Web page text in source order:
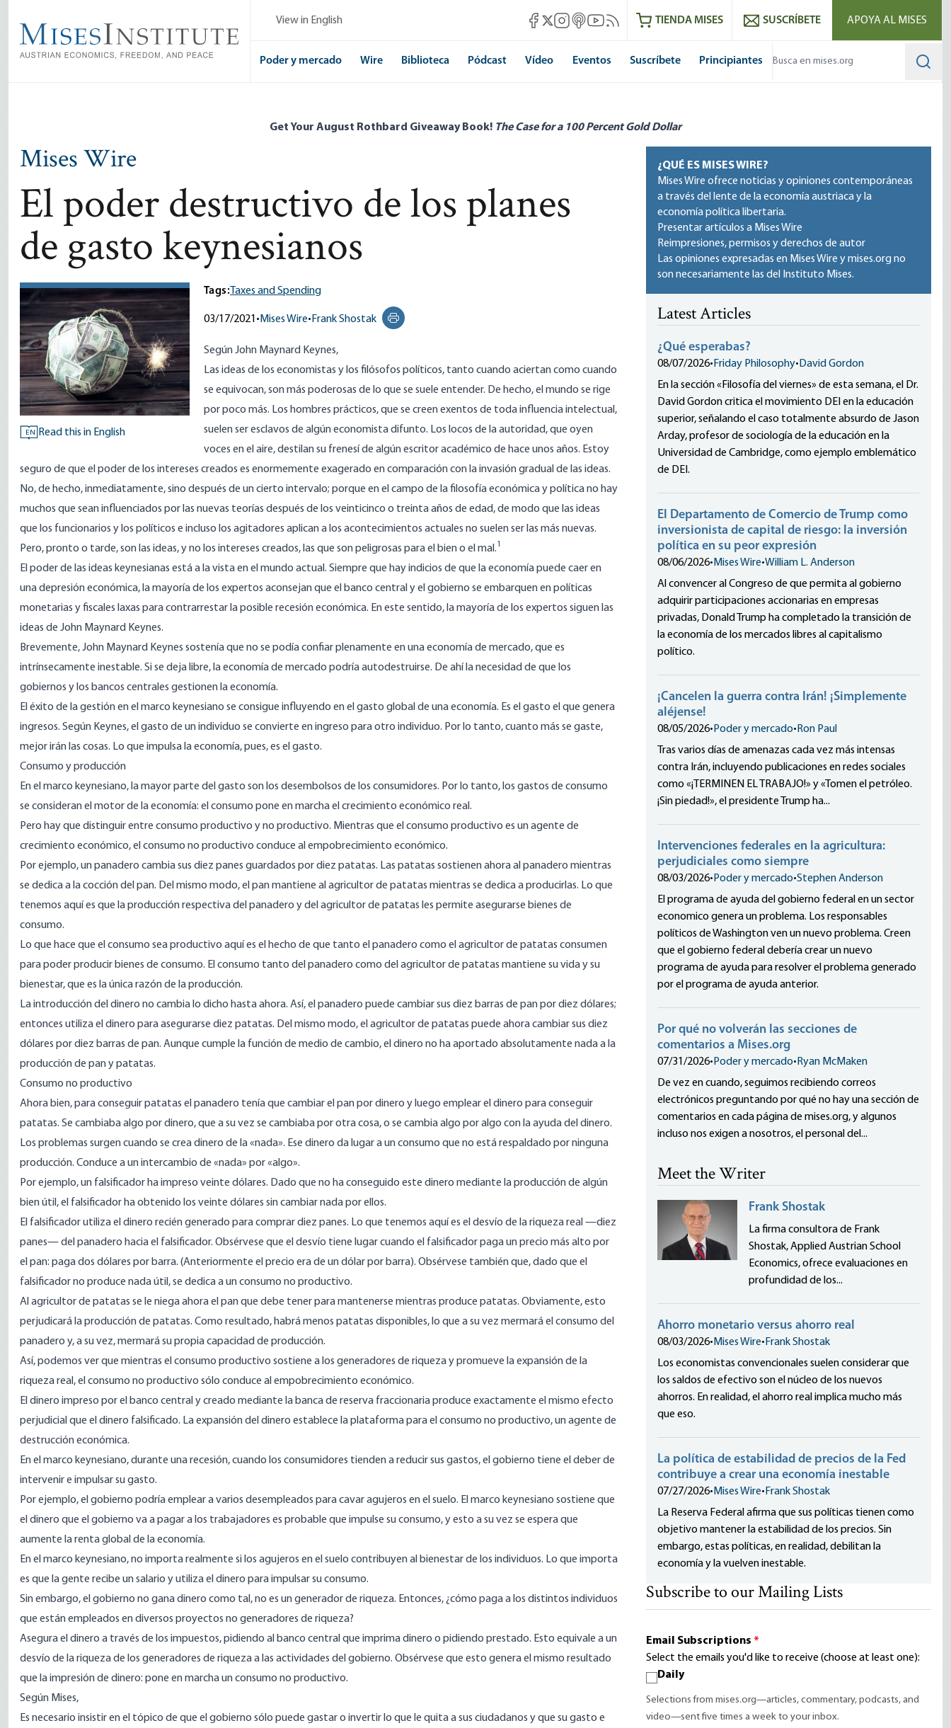
main
content
View in English Mises Facebook
Mises X
Mises Instagram
Mises itunes
Mises Youtube
Mises RSS feedTIENDA MISES SUSCRÍBETE APOYA AL MISES
Poder y mercado Wire Biblioteca Pódcast Vídeo Eventos Suscríbete Principiantes
Get Your August Rothbard Giveaway Book! The Case for a 100 Percent Gold Dollar
Mises Wire
El poder destructivo de los planes
de gasto keynesianos
EN Read this in English
Tags: Taxes and Spending
03/17/2021 • Mises Wire• Frank Shostak
Print this page
Según John Maynard Keynes,
Las ideas de los economistas y los filósofos políticos, tanto cuando aciertan como cuando
se equivocan, son más poderosas de lo que se suele entender. De hecho, el mundo se rige
por poco más. Los hombres prácticos, que se creen exentos de toda influencia intelectual,
suelen ser esclavos de algún economista difunto. Los locos de la autoridad, que oyen
voces en el aire, destilan su frenesí de algún escritor académico de hace unos años. Estoy
seguro de que el poder de los intereses creados es enormemente exagerado en comparación con la invasión gradual de las ideas.
No, de hecho, inmediatamente, sino después de un cierto intervalo; porque en el campo de la filosofía económica y política no hay
muchos que sean influenciados por las nuevas teorías después de los veinticinco o treinta años de edad, de modo que las ideas
que los funcionarios y los políticos e incluso los agitadores aplican a los acontecimientos actuales no suelen ser las más nuevas.
Pero, pronto o tarde, son las ideas, y no los intereses creados, las que son peligrosas para el bien o el mal.1
El poder de las ideas keynesianas está a la vista en el mundo actual. Siempre que hay indicios de que la economía puede caer en
una depresión económica, la mayoría de los expertos aconsejan que el banco central y el gobierno se embarquen en políticas
monetarias y fiscales laxas para contrarrestar la posible recesión económica. En este sentido, la mayoría de los expertos siguen las
ideas de John Maynard Keynes.
Brevemente, John Maynard Keynes sostenía que no se podía confiar plenamente en una economía de mercado, que es
intrínsecamente inestable. Si se deja libre, la economía de mercado podría autodestruirse. De ahí la necesidad de que los
gobiernos y los bancos centrales gestionen la economía.
El éxito de la gestión en el marco keynesiano se consigue influyendo en el gasto global de una economía. Es el gasto el que genera
ingresos. Según Keynes, el gasto de un individuo se convierte en ingreso para otro individuo. Por lo tanto, cuanto más se gaste,
mejor irán las cosas. Lo que impulsa la economía, pues, es el gasto.
Consumo y producción
En el marco keynesiano, la mayor parte del gasto son los desembolsos de los consumidores. Por lo tanto, los gastos de consumo
se consideran el motor de la economía: el consumo pone en marcha el crecimiento económico real.
Pero hay que distinguir entre consumo productivo y no productivo. Mientras que el consumo productivo es un agente de
crecimiento económico, el consumo no productivo conduce al empobrecimiento económico.
Por ejemplo, un panadero cambia sus diez panes guardados por diez patatas. Las patatas sostienen ahora al panadero mientras
se dedica a la cocción del pan. Del mismo modo, el pan mantiene al agricultor de patatas mientras se dedica a producirlas. Lo que
tenemos aquí es que la producción respectiva del panadero y del agricultor de patatas les permite asegurarse bienes de
consumo.
Lo que hace que el consumo sea productivo aquí es el hecho de que tanto el panadero como el agricultor de patatas consumen
para poder producir bienes de consumo. El consumo tanto del panadero como del agricultor de patatas mantiene su vida y su
bienestar, que es la única razón de la producción.
La introducción del dinero no cambia lo dicho hasta ahora. Así, el panadero puede cambiar sus diez barras de pan por diez dólares;
entonces utiliza el dinero para asegurarse diez patatas. Del mismo modo, el agricultor de patatas puede ahora cambiar sus diez
dólares por diez barras de pan. Aunque cumple la función de medio de cambio, el dinero no ha aportado absolutamente nada a la
producción de pan y patatas.
Consumo no productivo
Ahora bien, para conseguir patatas el panadero tenía que cambiar el pan por dinero y luego emplear el dinero para conseguir
patatas. Se cambiaba algo por dinero, que a su vez se cambiaba por otra cosa, o se cambia algo por algo con la ayuda del dinero.
Los problemas surgen cuando se crea dinero de la «nada». Ese dinero da lugar a un consumo que no está respaldado por ninguna
producción. Conduce a un intercambio de «nada» por «algo».
Por ejemplo, un falsificador ha impreso veinte dólares. Dado que no ha conseguido este dinero mediante la producción de algún
bien útil, el falsificador ha obtenido los veinte dólares sin cambiar nada por ellos.
El falsificador utiliza el dinero recién generado para comprar diez panes. Lo que tenemos aquí es el desvío de la riqueza real —diez
panes— del panadero hacia el falsificador. Obsérvese que el desvío tiene lugar cuando el falsificador paga un precio más alto por
el pan: paga dos dólares por barra. (Anteriormente el precio era de un dólar por barra). Obsérvese también que, dado que el
falsificador no produce nada útil, se dedica a un consumo no productivo.
Al agricultor de patatas se le niega ahora el pan que debe tener para mantenerse mientras produce patatas. Obviamente, esto
perjudicará la producción de patatas. Como resultado, habrá menos patatas disponibles, lo que a su vez mermará el consumo del
panadero y, a su vez, mermará su propia capacidad de producción.
Así, podemos ver que mientras el consumo productivo sostiene a los generadores de riqueza y promueve la expansión de la
riqueza real, el consumo no productivo sólo conduce al empobrecimiento económico.
El dinero impreso por el banco central y creado mediante la banca de reserva fraccionaria produce exactamente el mismo efecto
perjudicial que el dinero falsificado. La expansión del dinero establece la plataforma para el consumo no productivo, un agente de
destrucción económica.
En el marco keynesiano, durante una recesión, cuando los consumidores tienden a reducir sus gastos, el gobierno tiene el deber de
intervenir e impulsar su gasto.
Por ejemplo, el gobierno podría emplear a varios desempleados para cavar agujeros en el suelo. El marco keynesiano sostiene que
el dinero que el gobierno va a pagar a los trabajadores es probable que impulse su consumo, y esto a su vez se espera que
aumente la renta global de la economía.
En el marco keynesiano, no importa realmente si los agujeros en el suelo contribuyen al bienestar de los individuos. Lo que importa
es que la gente recibe un salario y utiliza el dinero para impulsar su consumo.
Sin embargo, el gobierno no gana dinero como tal, no es un generador de riqueza. Entonces, ¿cómo paga a los distintos individuos
que están empleados en diversos proyectos no generadores de riqueza?
Asegura el dinero a través de los impuestos, pidiendo al banco central que imprima dinero o pidiendo prestado. Esto equivale a un
desvío de la riqueza de los generadores de riqueza a las actividades del gobierno. Obsérvese que esto genera el mismo resultado
que la impresión de dinero: pone en marcha un consumo no productivo.
Según Mises,
Es necesario insistir en el tópico de que el gobierno sólo puede gastar o invertir lo que le quita a sus ciudadanos y que su gasto e
¿QUÉ ES MISES WIRE?
Mises Wire ofrece noticias y opiniones contemporáneas
a través del lente de la economía austriaca y la
economía política libertaria.
Presentar artículos a Mises Wire
Reimpresiones, permisos y derechos de autor
Las opiniones expresadas en Mises Wire y mises.org no
son necesariamente las del Instituto Mises.
Latest Articles
¿Qué esperabas?
08/07/2026• Friday Philosophy• David Gordon
En la sección «Filosofía del viernes» de esta semana, el Dr.
David Gordon critica el movimiento DEI en la educación
superior, señalando el caso totalmente absurdo de Jason
Arday, profesor de sociología de la educación en la
Universidad de Cambridge, como ejemplo emblemático
de DEI.
El Departamento de Comercio de Trump como
inversionista de capital de riesgo: la inversión
política en su peor expresión
08/06/2026• Mises Wire•William L. Anderson
Al convencer al Congreso de que permita al gobierno
adquirir participaciones accionarias en empresas
privadas, Donald Trump ha completado la transición de
la economía de los mercados libres al capitalismo
político.
¡Cancelen la guerra contra Irán! ¡Simplemente
aléjense!
08/05/2026• Poder y mercado• Ron Paul
Tras varios días de amenazas cada vez más intensas
contra Irán, incluyendo publicaciones en redes sociales
como «¡TERMINEN EL TRABAJO!» y «Tomen el petróleo.
¡Sin piedad!», el presidente Trump ha...
Intervenciones federales en la agricultura:
perjudiciales como siempre
08/03/2026• Poder y mercado•Stephen Anderson
El programa de ayuda del gobierno federal en un sector
economico genera un problema. Los responsables
políticos de Washington ven un nuevo problema. Creen
que el gobierno federal debería crear un nuevo
programa de ayuda para resolver el problema generado
por el programa de ayuda anterior.
Por qué no volverán las secciones de
comentarios a Mises.org
07/31/2026• Poder y mercado• Ryan McMaken
De vez en cuando, seguimos recibiendo correos
electrónicos preguntando por qué no hay una sección de
comentarios en cada página de mises.org, y algunos
incluso nos exigen a nosotros, el personal del...
Meet the Writer
Frank Shostak
La firma consultora de Frank
Shostak, Applied Austrian School
Economics, ofrece evaluaciones en
profundidad de los...
Ahorro monetario versus ahorro real
08/03/2026• Mises Wire• Frank Shostak
Los economistas convencionales suelen considerar que
los saldos de efectivo son el núcleo de los nuevos
ahorros. En realidad, el ahorro real implica mucho más
que eso.
La política de estabilidad de precios de la Fed
contribuye a crear una economía inestable
07/27/2026• Mises Wire• Frank Shostak
La Reserva Federal afirma que sus políticas tienen como
objetivo mantener la estabilidad de los precios. Sin
embargo, estas políticas, en realidad, debilitan la
economía y la vuelven inestable.
Subscribe to our Mailing Lists
Email Subscriptions *
Select the emails you'd like to receive (choose at least one):
Daily
Selections from mises.org—articles, commentary, podcasts, and
video—sent five times a week to your inbox.